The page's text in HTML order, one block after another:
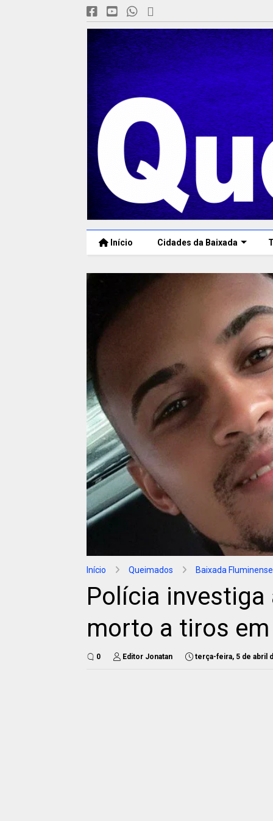
Início Cidades da Baixada
Início Queimados Baixada Fluminense
Polícia
morto a tiros
0 Editor Jonatan terça-feira, 5 de abril